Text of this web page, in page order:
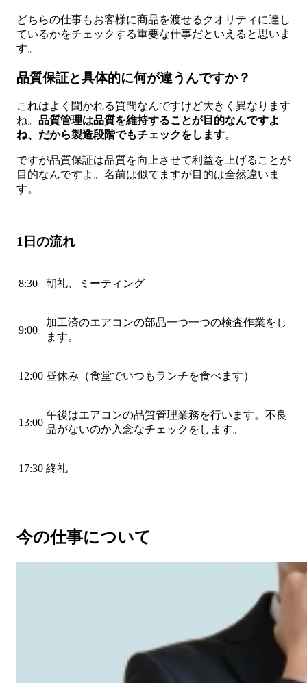
どちらの仕事もお客様に商品を渡せるクオリティに達し
ているかをチェックする重要な仕事だといえると思いま
す。
品質保証と具体的に何が違うんですか？
これはよく聞かれる質問なんですけど大きく異なります
ね。 品質管理は品質を維持することが目的なんですよ
ね、だから製造段階でもチェックをします。
ですが品質保証は品質を向上させて利益を上げることが
目的なんですよ。名前は似てますが目的は全然違いま
す。
1日の流れ
8:30 朝礼、ミーティング
9:00
加工済のエアコンの部品一つ一つの検査作業をし
ます。
12:00 昼休み（食堂でいつもランチを食べます）
13:00
午後はエアコンの品質管理業務を行います。不良
品がないのか入念なチェックをします。
17:30 終礼
今の仕事について